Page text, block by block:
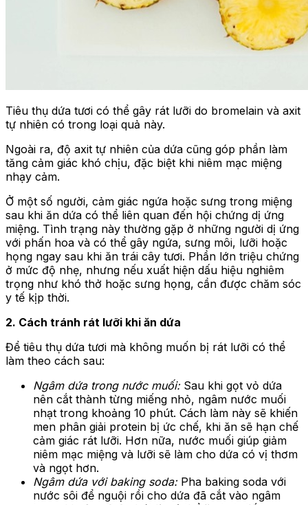
Tiêu thụ dứa tươi có thể gây rát lưỡi do bromelain và axit
tự nhiên có trong loại quả này.
Ngoài ra, độ axit tự nhiên của dứa cũng góp phần làm
tăng cảm giác khó chịu, đặc biệt khi niêm mạc miệng
nhạy cảm.
Ở một số người, cảm giác ngứa hoặc sưng trong miệng
sau khi ăn dứa có thể liên quan đến hội chứng dị ứng
miệng. Tình trạng này thường gặp ở những người dị ứng
với phấn hoa và có thể gây ngứa, sưng môi, lưỡi hoặc
họng ngay sau khi ăn trái cây tươi. Phần lớn triệu chứng
ở mức độ nhẹ, nhưng nếu xuất hiện dấu hiệu nghiêm
trọng như khó thở hoặc sưng họng, cần được chăm sóc
y tế kịp thời.
2. Cách tránh rát lưỡi khi ăn dứa
Để tiêu thụ dứa tươi mà không muốn bị rát lưỡi có thể
làm theo cách sau:
Ngâm dứa trong nước muối: Sau khi gọt vỏ dứa
nên cắt thành từng miếng nhỏ, ngâm nước muối
nhạt trong khoảng 10 phút. Cách làm này sẽ khiến
men phân giải protein bị ức chế, khi ăn sẽ hạn chế
cảm giác rát lưỡi. Hơn nữa, nước muối giúp giảm
niêm mạc miệng và lưỡi sẽ làm cho dứa có vị thơm
và ngọt hơn.
Ngâm dứa với baking soda:Pha baking soda với
nước sôi để nguội rồi cho dứa đã cắt vào ngâm